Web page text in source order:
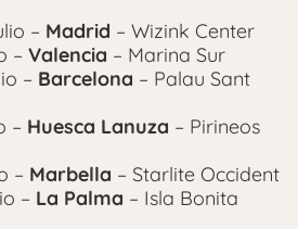
– Madrid – Wizink Center
– Valencia – Marina Sur
– Barcelona – Palau Sant
– Huesca Lanuza – Pirineos
– Marbella – Starlite Occident
– La Palma – Isla Bonita